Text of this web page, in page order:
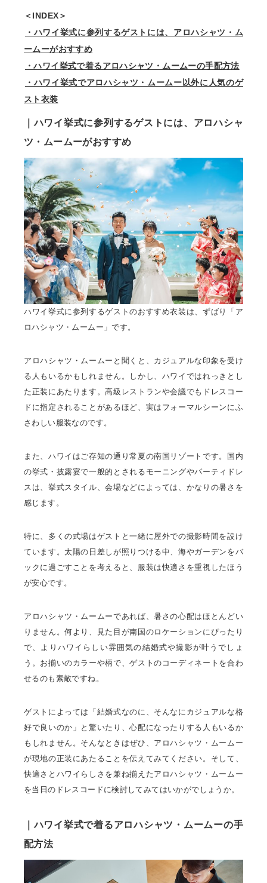
＜INDEX＞
・ハワイ挙式に参列するゲストには、アロハシャツ・ム
ームーがおすすめ
・ハワイ挙式で着るアロハシャツ・ムームーの手配方法
・ハワイ挙式でアロハシャツ・ムームー以外に人気のゲ
スト衣装
｜ハワイ挙式に参列するゲストには、アロハシャ
ツ・ムームーがおすすめ
ハワイ挙式に参列するゲストのおすすめ衣装は、ずばり「ア
ロハシャツ・ムームー」です。
アロハシャツ・ムームーと聞くと、カジュアルな印象を受け
る人もいるかもしれません。しかし、ハワイではれっきとし
た正装にあたります。高級レストランや会議でもドレスコー
ドに指定されることがあるほど、実はフォーマルシーンにふ
さわしい服装なのです。
また、ハワイはご存知の通り常夏の南国リゾートです。国内
の挙式・披露宴で一般的とされるモーニングやパーティドレ
スは、挙式スタイル、会場などによっては、かなりの暑さを
感じます。
特に、多くの式場はゲストと一緒に屋外での撮影時間を設け
ています。太陽の日差しが照りつける中、海やガーデンをバ
ックに過ごすことを考えると、服装は快適さを重視したほう
が安心です。
アロハシャツ・ムームーであれば、暑さの心配はほとんどい
りません。何より、見た目が南国のロケーションにぴったり
で、よりハワイらしい雰囲気の結婚式や撮影が叶うでしょ
う。お揃いのカラーや柄で、ゲストのコーディネートを合わ
せるのも素敵ですね。
ゲストによっては「結婚式なのに、そんなにカジュアルな格
好で良いのか」と驚いたり、心配になったりする人もいるか
もしれません。そんなときはぜひ、アロハシャツ・ムームー
が現地の正装にあたることを伝えてみてください。そして、
快適さとハワイらしさを兼ね揃えたアロハシャツ・ムームー
を当日のドレスコードに検討してみてはいかがでしょうか。
｜ハワイ挙式で着るアロハシャツ・ムームーの手
配方法